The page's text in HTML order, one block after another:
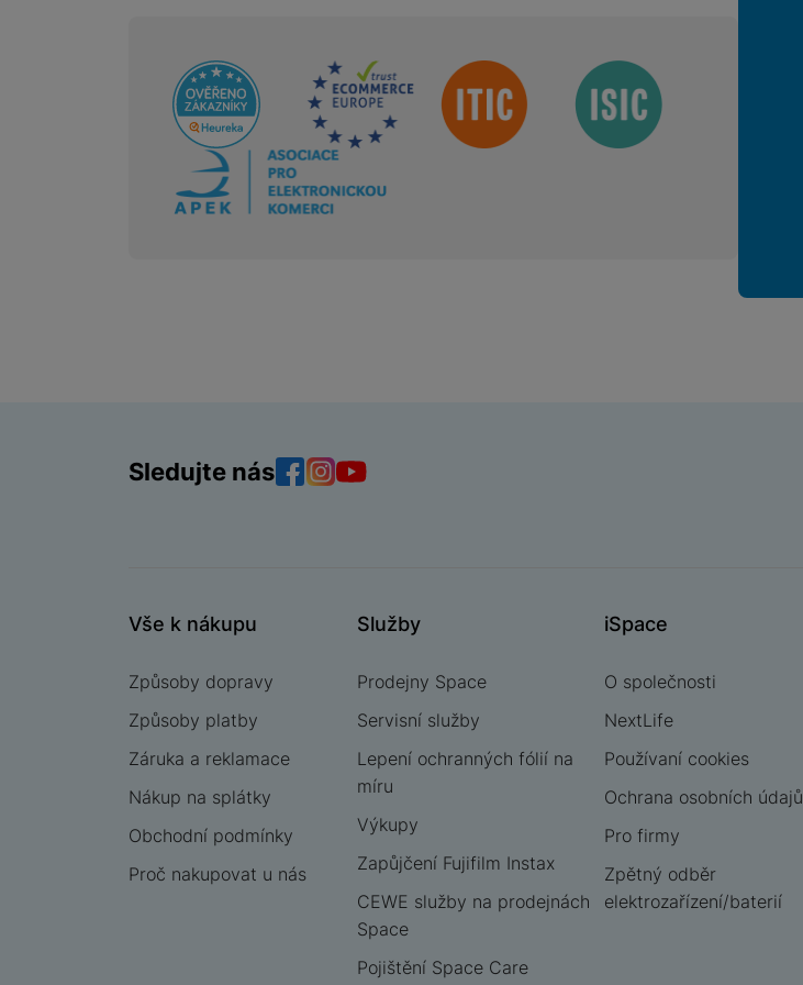
Sdružení
Sledujte nás
Vše k nákupu
Způsoby dopravy
Způsoby platby
Záruka a reklamace
Nákup na splátky
Obchodní podmínky
Proč nakupovat u nás
Služby
Prodejny Space
Servisní služby
Lepení ochranných fólií na
míru
Výkupy
Zapůjčení Fujifilm Instax
CEWE služby na prodejnách
Space
Pojištění Space Care
iSpace
O společnosti
NextLife
Používaní cookies
Ochrana osobních údajů
Pro firmy
Zpětný odběr
elektrozařízení/baterií